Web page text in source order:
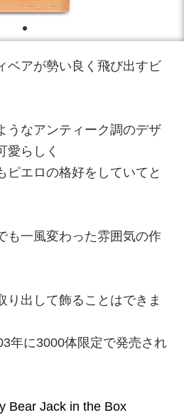
ベアが勢い良く飛び出すビ
うなアンティーク調のデザ
愛らしく
ピエロの格好をしていてと
も一風変わった雰囲気の作
出して飾ることはできま
年に3000体限定で発売され
Bear Jack in the Box